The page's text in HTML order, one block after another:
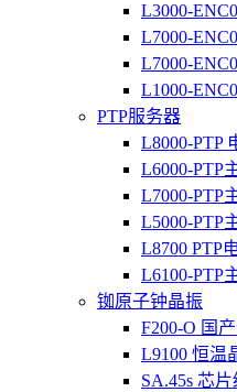
L3000-
L7000-
L7000-
L1000-
PTP服务器
L8000-PTP
L6000-PTP
L7000-PTP
L5000-PTP
L8700 PTP
L6100-PTP
铷原子钟晶振
F200-O 国
L9100 恒温
SA.45s 芯